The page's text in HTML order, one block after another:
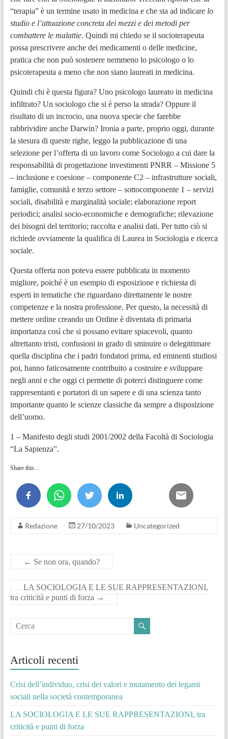
“terapia” è un termine usato in medicina e che sta ad indicare lo
studio e l’attuazione concreta dei mezzi e dei metodi per
combattere le malattie. Quindi mi chiedo se il socioterapeuta
possa prescrivere anche dei medicamenti o delle medicine,
pratica che non può sostenere nemmeno lo psicologo o lo
psicoterapeuta a meno che non siano laureati in medicina.
Quindi chi è questa figura? Uno psicologo laureato in medicina
infiltrato? Un sociologo che si è perso la strada? Oppure il
risultato di un incrocio, una nuova specie che farebbe
rabbrividire anche Darwin? Ironia a parte, proprio oggi, durante
la stesura di queste righe, leggo la pubblicazione di una
selezione per l’offerta di un lavoro come Sociologo a cui dare la
responsabilità di progettazione investimenti PNRR – Missione 5
– inclusione e coesione – componente C2 – infrastrutture sociali,
famiglie, comunità e terzo settore – sottocomponente 1 – servizi
sociali, disabilità e marginalità sociale; elaborazione report
periodici; analisi socio-economiche e demografiche; rilevazione
dei bisogni del territorio; raccolta e analisi dati. Per tutto ciò si
richiede ovviamente la qualifica di Laurea in Sociologia e ricerca
sociale.
Questa offerta non poteva essere pubblicata in momento
migliore, poiché è un esempio di esposizione e richiesta di
esperti in tematiche che riguardano direttamente le nostre
competenze e la nostra professione. Per questo, la necessità di
mettere ordine creando un Ordine è diventata di primaria
importanza così che si possano evitare spiacevoli, quanto
altrettanto tristi, confusioni in grado di sminuire o delegittimare
quella disciplina che i padri fondatori prima, ed eminenti studiosi
poi, hanno faticosamente contribuito a costruire e sviluppare
negli anni e che oggi ci permette di poterci distinguere come
rappresentanti e portatori di un sapere e di una scienza tanto
importante quanto le scienze classiche da sempre a disposizione
dell’uomo.
1 – Manifesto degli studi 2001/2002 della Facoltà di Sociologia
“La Sapienza”.
Share this…
Redazione 27/10/2023 Uncategorized
← Se non ora, quando?
LA SOCIOLOGIA E LE SUE RAPPRESENTAZIONI,
tra criticità e punti di forza →
Articoli recenti
Crisi dell’individuo, crisi dei valori e mutamento dei legami
sociali nella società contemporanea
LA SOCIOLOGIA E LE SUE RAPPRESENTAZIONI, tra
criticità e punti di forza